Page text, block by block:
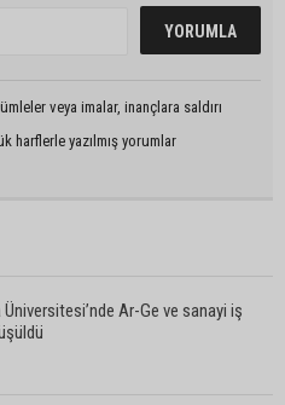
veya imalar, inançlara saldırı
harflerle yazılmış yorumlar
Ar-Ge ve sanayi iş